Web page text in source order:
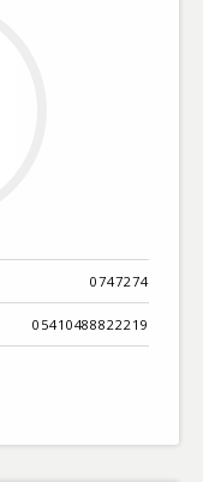
0747274
05410488822219